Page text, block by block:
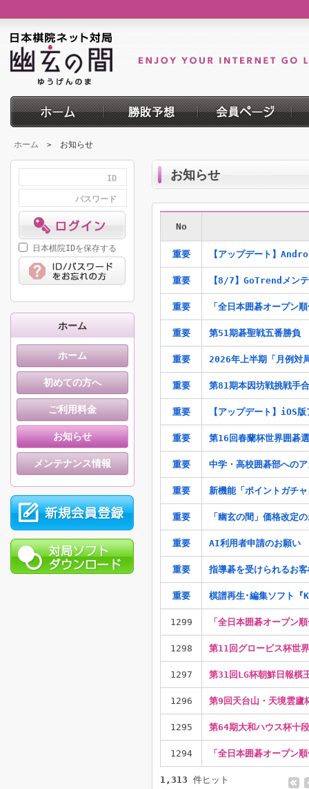
ホーム > お知らせ
ID
パスワード
日本棋院IDを保存する
ホーム
ホーム
初めての方へ
ご利用料金
お知らせ
メンテナンス情報
お知らせ
No
重要 【アップデート】
重要 【8/7】GoTrendメン
重要 「全日本囲碁オープン
重要 第51期碁聖戦五番勝負
重要 2026年上半期「月例対
重要 第81期本因坊戦挑戦手合
重要 【アップデート】iOS
重要 第16回春蘭杯世界囲碁
重要 中学・高校囲碁部への
重要 新機能「ポイントガチ
重要 「幽玄の間」価格改定
重要 AI利用者申請のお願い
重要 指導碁を受けられるお
重要 棋譜再生･編集ソフ
1299 「全日本囲碁オープン
1298 第11回グロービス杯世
1297 第31回LG杯朝鮮日報棋
1296 第9回天台山・天境雲廬
1295 第64期大和ハウス杯十
1294 「全日本囲碁オープン
1,313 件ヒット